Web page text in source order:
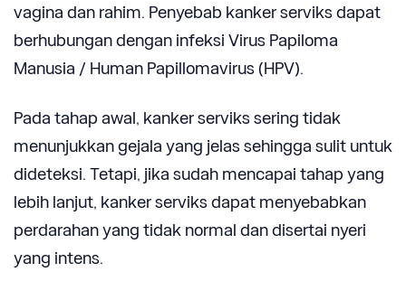
vagina dan rahim. Penyebab kanker serviks dapat
berhubungan dengan infeksi Virus Papiloma
Manusia / Human Papillomavirus(HPV).
Pada tahap awal, kanker serviks sering tidak
menunjukkan gejala yang jelassehingga sulit untuk
dideteksi. Tetapi, jika sudah mencapai tahap yang
lebih lanjut, kanker serviks dapat menyebabkan
perdarahanyang tidak normal dan disertai nyeri
yang intens.